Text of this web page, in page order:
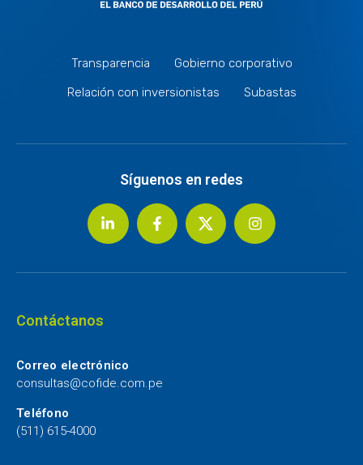
Transparencia
Gobierno corporativo
Relación con inversionistas
Subastas
Síguenos en redes
Contáctanos
Correo electrónico
consultas@cofide.com.pe
Teléfono
(511) 615-4000